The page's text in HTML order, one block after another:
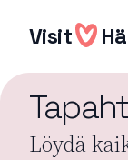
sisältöön
Visit
Löydä